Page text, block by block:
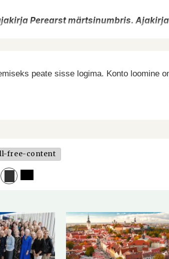
Perearst märtsinumbris.
peate sisse logima. Konto loomine
free-content